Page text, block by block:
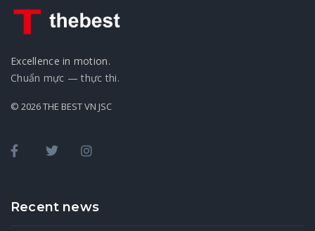
Excellence in motion.
Chuẩn mực — thực thi.
© 2026 THE BEST VN JSC
Recent news